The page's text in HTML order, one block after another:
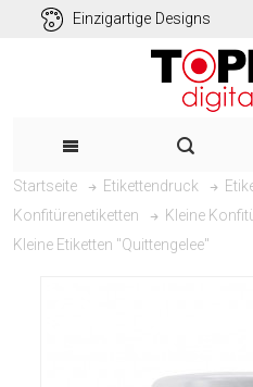
Einzigartige Designs
Startseite Etikettendruck
Konfitürenetiketten
Kleine
Kleine Etiketten "Quittengelee"